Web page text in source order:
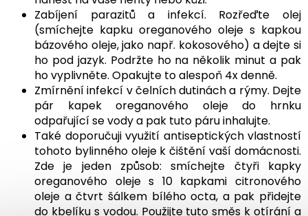
Zabíjení parazitů a infekcí. Rozřeďte olej
(smíchejte kapku oreganového oleje s kapkou
bázového oleje, jako např. kokosového) a dejte si
ho pod jazyk. Podržte ho na několik minut a pak
ho vyplivněte. Opakujte to alespoň 4x denně.
Zmírnění infekcí v čelních dutinách a rýmy. Dejte
pár kapek oreganového oleje do hrnku
odpařující se vody a pak tuto páru inhalujte.
Také doporučuji využití antiseptických vlastností
tohoto bylinného oleje k čištění vaší domácnosti.
Zde je jeden způsob: smíchejte čtyři kapky
oreganového oleje s 10 kapkami citronového
oleje a čtvrt šálkem bílého octa, a pak přidejte
do kbelíku s vodou. Použijte tuto směs k otírání a